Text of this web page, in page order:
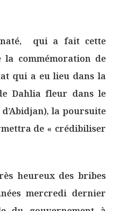
qui a fait cette
commémoration de
qui a eu lieu dans la
Dahlia fleur dans le
la poursuite
de « crédibiliser
heureux des bribes
mercredi dernier